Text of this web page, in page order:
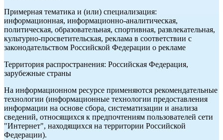
Примерная тематика и (или) специализация:
информационная, информационно-аналитическая,
политическая, образовательная, спортивная, развлекательная,
культурно-просветительская, реклама в соответствии с
законодательством Российской Федерации о рекламе
Территория распространения: Российская Федерация,
зарубежные страны
На информационном ресурсе применяются рекомендательные
технологии (информационные технологии предоставления
информации на основе сбора, систематизации и анализа
сведений, относящихся к предпочтениям пользователей сети
"Интернет", находящихся на территории Российской
Федерации).